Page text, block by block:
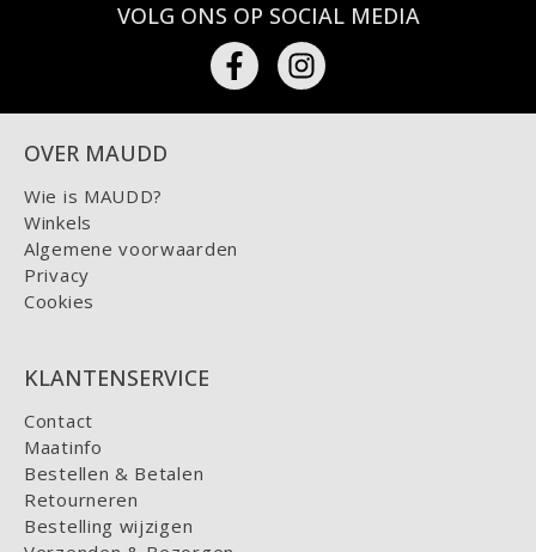
VOLG ONS OP SOCIAL MEDIA
OVER MAUDD
Wie is MAUDD?
Winkels
Algemene voorwaarden
Privacy
Cookies
KLANTENSERVICE
Contact
Maatinfo
Bestellen & Betalen
Retourneren
Bestelling wijzigen